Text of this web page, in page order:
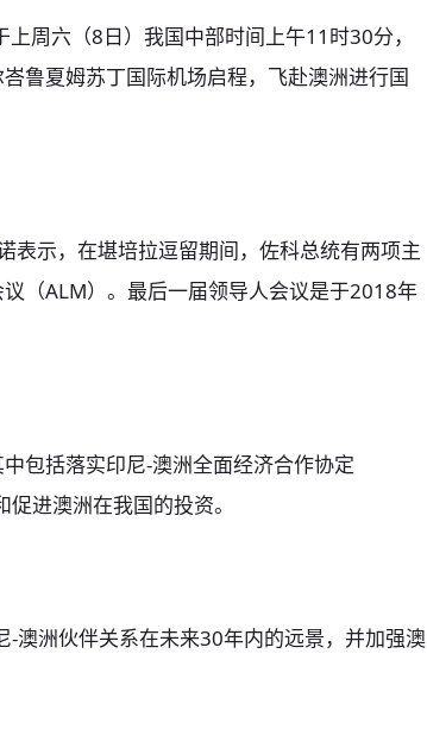
周六（8日）我国中部时间上午11时30分，
鲁夏姆苏丁国际机场启程，飞赴澳洲进行国
表示，在堪培拉逗留期间，佐科总统有两项主
（ALM）。最后一届领导人会议是于2018年
包括落实印尼-澳洲全面经济合作协定
促进澳洲在我国的投资。
-澳洲伙伴关系在未来30年内的远景，并加强澳